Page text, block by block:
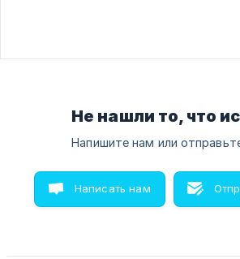
Не нашли то, что
Напишите нам или
Написать нам